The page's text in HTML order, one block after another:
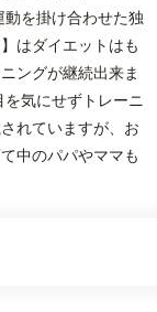
を掛け合わせた独
はダイエットはも
ングが継続出来ま
気にせずトレーニ
れていますが、お
中のパパやママも